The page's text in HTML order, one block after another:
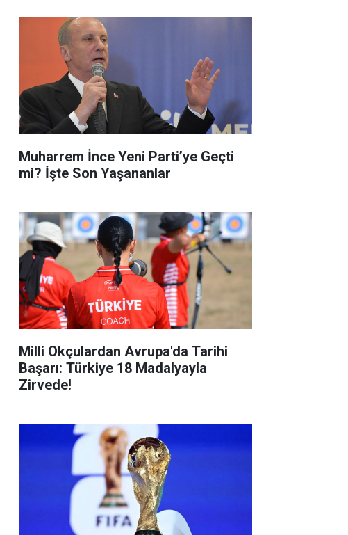
Muharrem İnce Yeni Parti’ye Geçti
mi? İşte Son Yaşananlar
Milli Okçulardan Avrupa'da Tarihi
Başarı: Türkiye 18 Madalyayla
Zirvede!